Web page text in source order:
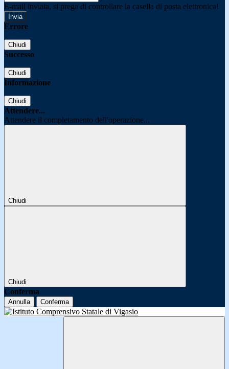
E-mail inviata, si prega di controllare la casella di posta elettronica!
Errore
Chiudi
Successo
Chiudi
Informazione
Chiudi
Attendere...
Attendere il completamento dell'operazione...
Chiudi
Chiudi
Conferma
Annulla Conferma